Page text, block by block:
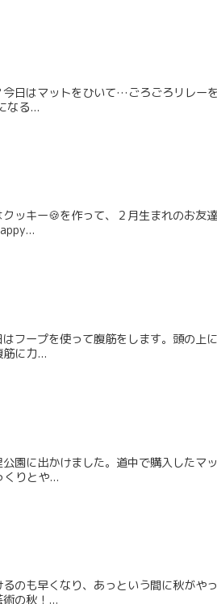
日はマットをひいて…ごろごろリレー
なる...
ッキー🍪を作って、２月生まれのお友
フープを使って腹筋をします。頭の上
に力...
園に出かけました。道中で購入したマ
りとや...
のも早くなり、あっという間に秋がや
の秋！...